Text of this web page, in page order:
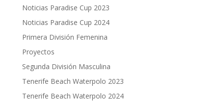
Noticias Paradise Cup 2023
Noticias Paradise Cup 2024
Primera División Femenina
Proyectos
Segunda División Masculina
Tenerife Beach Waterpolo 2023
Tenerife Beach Waterpolo 2024